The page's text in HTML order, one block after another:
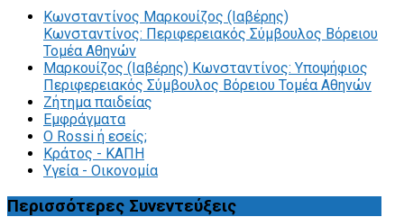
Κωνσταντίνος Μαρκουίζος (Ιαβέρης)
Κωνσταντίνος: Περιφερειακός Σύμβουλος Βόρειου
Τομέα Αθηνών
Μαρκουίζος (Ιαβέρης) Κωνσταντίνος: Υποψήφιος
Περιφερειακός Σύμβουλος Βόρειου Τομέα Αθηνών
Ζήτημα παιδείας
Εμφράγματα
Ο Rossi ή εσείς;
Κράτος - ΚΑΠΗ
Υγεία - Οικονομία
Περισσότερες Συνεντεύξεις